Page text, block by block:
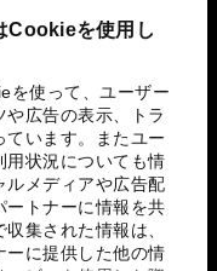
Cookieを使用し
を使って、ユーザー
広告の表示、トラ
ています。またユー
用状況についても情
ルメディアや広告配
ートナーに情報を共
集された情報は、
ーに提供した他の情